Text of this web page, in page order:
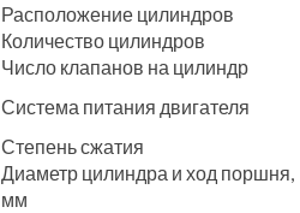
Расположение цилиндров
Количество цилиндров
Число клапанов на цилиндр
Система питания двигателя
Степень сжатия
Диаметр цилиндра и ход поршня,
мм